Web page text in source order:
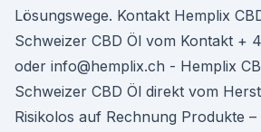
Lösungswege. Kontakt Hemplix
Schweizer CBD Öl vom Kontakt +
oder info@hemplix.ch - Hemplix
Schweizer CBD Öl direkt vom
Risikolos auf Rechnung Produkte –